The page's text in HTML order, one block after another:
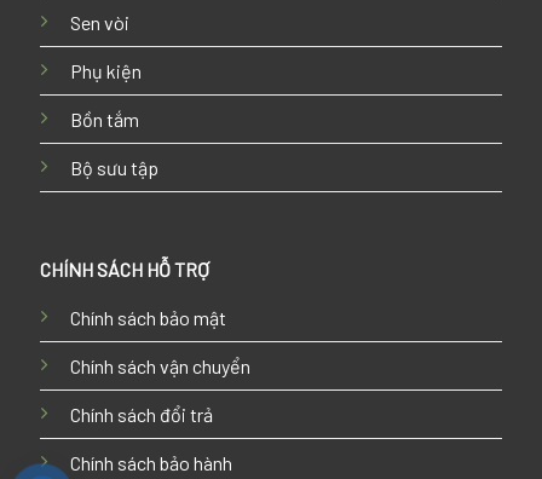
Sen vòi
Phụ kiện
Bồn tắm
Bộ sưu tập
CHÍNH SÁCH HỖ TRỢ
Chính sách bảo mật
Chính sách vận chuyển
Chính sách đổi trả
Chính sách bảo hành